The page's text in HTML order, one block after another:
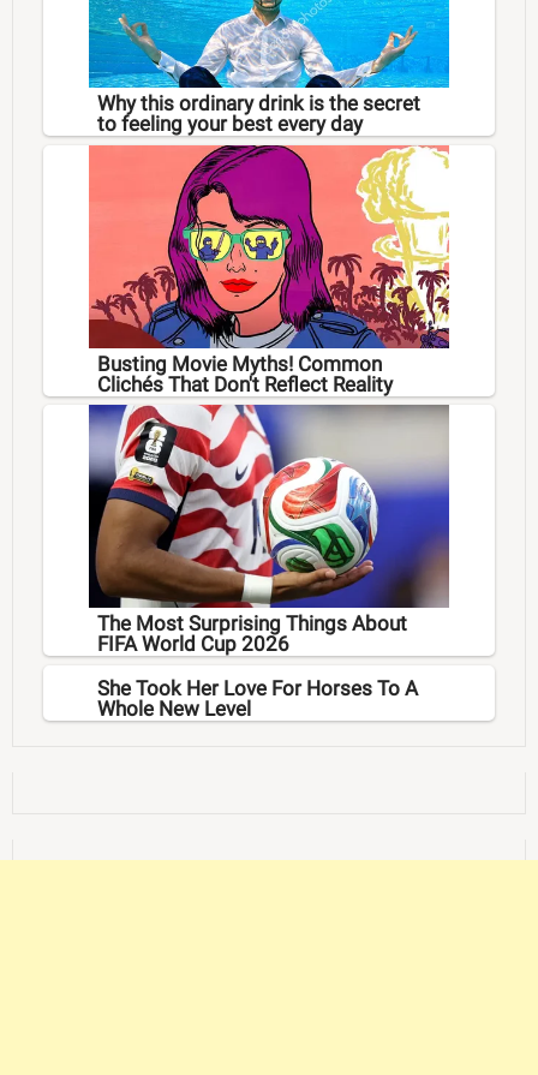
Why this ordinary drink is the secret
to feeling your best every day
Busting Movie Myths! Common
Clichés That Don't Reflect Reality
The Most Surprising Things About
FIFA World Cup 2026
She Took Her Love For Horses To A
Whole New Level